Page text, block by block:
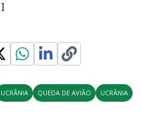
UCRÂNIA QUEDA DE AVIÃO UCRÂNIA